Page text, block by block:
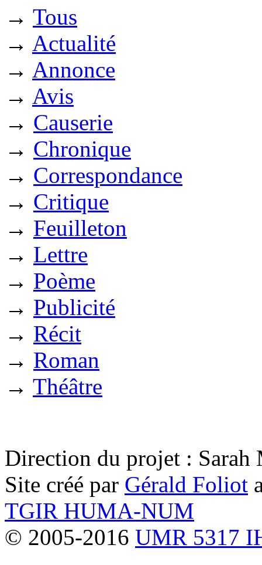
→ Tous
→ Actualité
→ Annonce
→ Avis
→ Causerie
→ Chronique
→ Correspondance
→ Critique
→ Feuilleton
→ Lettre
→ Poème
→ Publicité
→ Récit
→ Roman
→ Théâtre
Direction du projet : Sarah
Site créé par Gérald Foliot
TGIR HUMA-NUM
© 2005-2016 UMR 5317